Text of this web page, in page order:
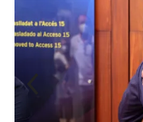
Resultados
Hockey
Plantilla
Agenda
Rugby
plusicon
más
Actualidad
Voleibol
plusicon
más